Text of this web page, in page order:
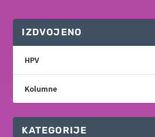
IZDVOJENO
HPV
Kolumne
KATEGORIJE